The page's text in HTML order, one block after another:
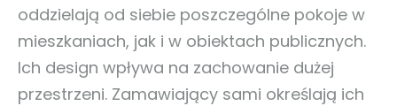
oddzielają od siebie poszczególne pokoje w
mieszkaniach, jak i w obiektach publicznych.
Ich design wpływa na zachowanie dużej
przestrzeni. Zamawiający sami określają ich